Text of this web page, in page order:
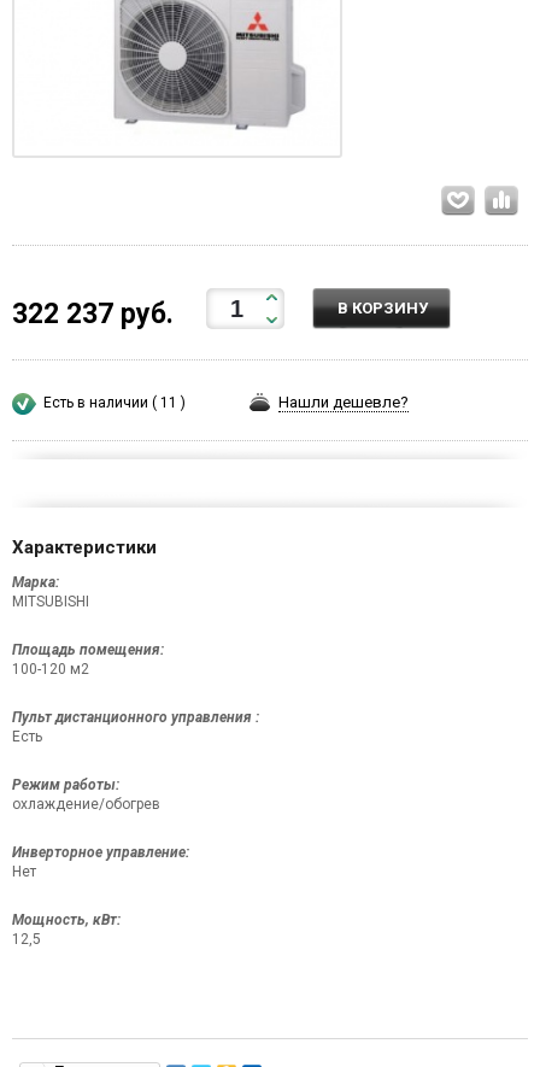
322 237 руб. В КОРЗИНУ
Есть в наличии ( 11 ) Нашли дешевле?
Характеристики
Марка:
MITSUBISHI
Площадь помещения:
100-120 м2
Пульт дистанционного управления :
Есть
Режим работы:
охлаждение/обогрев
Инверторное управление:
Нет
Мощность, кВт:
12,5